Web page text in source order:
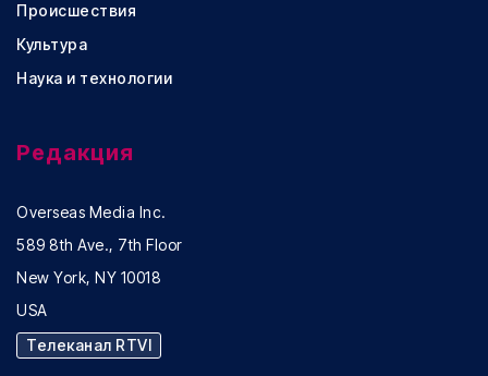
Происшествия
Культура
Наука и технологии
Редакция
Overseas Media Inc.
589 8th Ave., 7th Floor
New York, NY 10018
USA
Телеканал RTVI